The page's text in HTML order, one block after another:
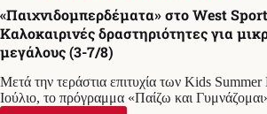
«Παιχνιδομπερδέματα» στο West
Καλοκαιρινές δραστηριότητες για
μεγάλους (3-7/8)
Μετά την τεράστια επιτυχία των Kids Summer
Ιούλιο, το πρόγραμμα «Παίζω και